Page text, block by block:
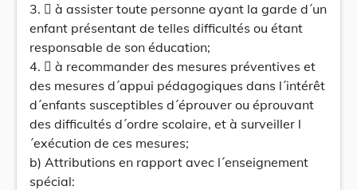
3.  à assister toute personne ayant la garde d´un
enfant présentant de telles difficultés ou étant
responsable de son éducation;
4.  à recommander des mesures préventives et
des mesures d´appui pédagogiques dans l´intérêt
d´enfants susceptibles d´éprouver ou éprouvant
des difficultés d´ordre scolaire, et à surveiller l
´exécution de ces mesures;
b) Attributions en rapport avec l´enseignement
spécial: